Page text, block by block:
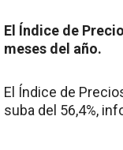
El Índice de
meses del año.
El Índice de
suba del 56,4%,